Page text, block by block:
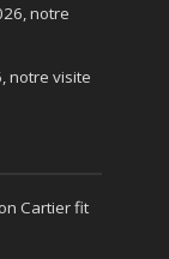
notre
notre visite
Cartier fit